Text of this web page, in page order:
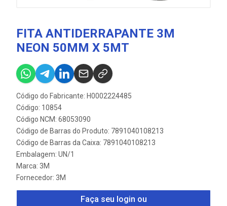
FITA ANTIDERRAPANTE 3M
NEON 50MM X 5MT
Código do Fabricante: H0002224485
Código: 10854
Código NCM: 68053090
Código de Barras do Produto: 7891040108213
Código de Barras da Caixa: 7891040108213
Embalagem: UN/1
Marca: 3M
Fornecedor: 3M
Faça seu login ou